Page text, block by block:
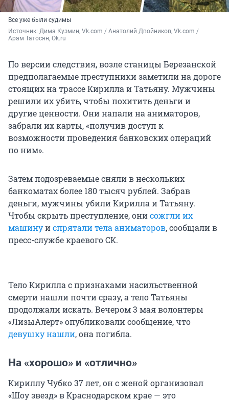
Все уже были судимы
Источник: Дима Кузмин, Vk.com / Анатолий Двойников, Vk.com /
Арам Татосян, Ok.ru
По версии следствия, возле станицы Березанской
предполагаемые преступники заметили на дороге
стоящих на трассе Кирилла и Татьяну. Мужчины
решили их убить, чтобы похитить деньги и
другие ценности. Они напали на аниматоров,
забрали их карты, «получив доступ к
возможности проведения банковских операций
по ним».
Затем подозреваемые сняли в нескольких
банкоматах более 180 тысяч рублей. Забрав
деньги, мужчины убили Кирилла и Татьяну.
Чтобы скрыть преступление, онисожгли их
машинуиспрятали тела аниматоров, сообщали в
пресс-службе краевого СК.
Тело Кирилла с признаками насильственной
смерти нашли почти сразу, а тело Татьяны
продолжали искать. Вечером 3 мая волонтеры
«ЛизыАлерт» опубликовали сообщение, что
девушку нашли, она погибла.
На «хорошо» и «отлично»
Кириллу Чубко 37 лет, он с женой организовал
«Шоу звезд» в Краснодарском крае — это